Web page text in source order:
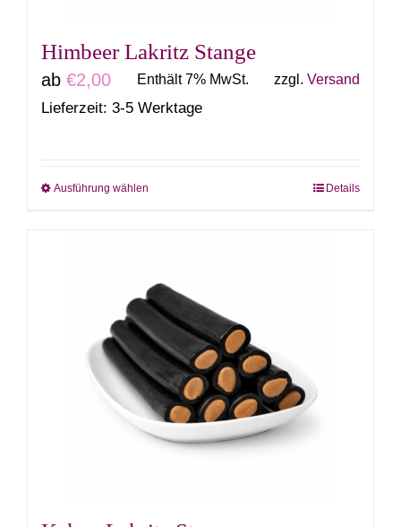
werden
Himbeer Lakritz Stange
ab €2,00 Enthält 7% MwSt. zzgl. Versand
Lieferzeit: 3-5 Werktage
Ausführung wählen
Varianten
auf.
Die
Optionen
können
auf
Details